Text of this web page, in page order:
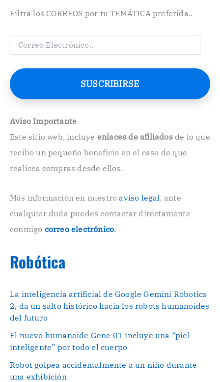
Filtra los CORREOS por tu TEMÁTICA preferida..
C
e
o
e
t
ó
n
o
.
SUSCRIBIRSE
Aviso Importante
Este sitio web, incluye enlaces de afiliadosde lo que
recibo un pequeño beneficio en el caso de que
realices compras desde ellos.
Más información en nuestroaviso legal, ante
cualquier duda puedes contactar directamente
conmigo correo electrónico.
Robótica
La inteligencia artificial de Google Gemini Robotics
2, da un salto histórico hacia los robots humanoides
del futuro
El nuevo humanoide Gene 01 incluye una “piel
inteligente” por todo el cuerpo
Robot golpea accidentalmente a un niño durante
una exhibición